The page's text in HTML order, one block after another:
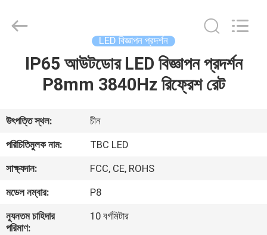
VR
প্রদর্শন
আমাদের
সম্পর্কে
Limited.
LED বিজ্ঞাপন প্রদর্শন
IP65 আউটডোর LED বিজ্ঞাপন প্রদর্শন
P8mm 3840Hz রিফ্রেশ রেট
উৎপত্তি স্থল:
চীন
পরিচিতিমুলক নাম:
TBC LED
সাক্ষ্যদান:
FCC, CE, ROHS
মডেল নম্বার:
P8
ন্যূনতম চাহিদার
পরিমাণ:
10 বর্গমিটার